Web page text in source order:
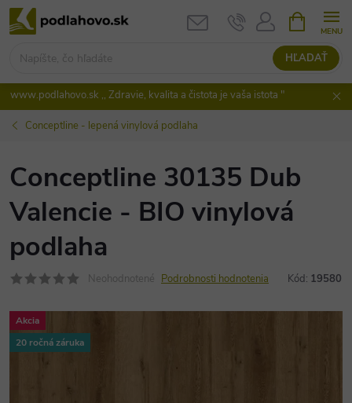
Prejsť
na
HĽADAŤ
KOŠÍK
www.podlahovo.sk ,, Zdravie, kvalita a čistota je vaša istota "
Conceptline - lepená vinylová podlaha
Conceptline 30135 Dub
Valencie - BIO vinylová
podlaha
Neohodnotené Podrobnosti hodnotenia Kód: 19580
Akcia
20 ročná záruka